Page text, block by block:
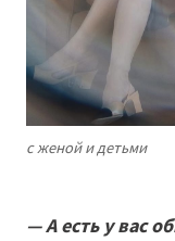
с женой и детьми
— А есть у вас